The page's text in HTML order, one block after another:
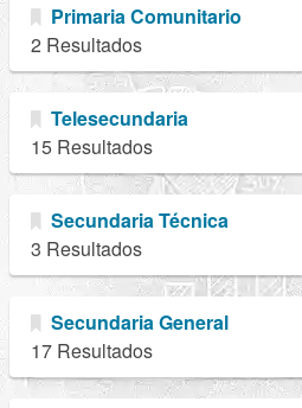
Primaria Comunitario
2 Resultados
Telesecundaria
15 Resultados
Secundaria Técnica
3 Resultados
Secundaria General
17 Resultados